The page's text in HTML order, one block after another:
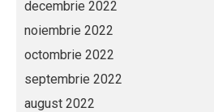
decembrie 2022
noiembrie 2022
octombrie 2022
septembrie 2022
august 2022